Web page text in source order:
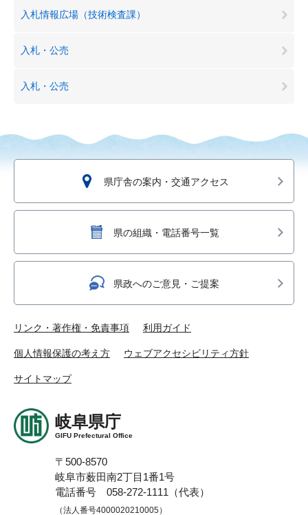
入札情報広場（技術検査課）
入札・公売
入札・公売
県庁舎の案内・交通アクセス
県の組織・電話番号一覧
県政へのご意見・ご提案
リンク・著作権・免責事項 利用ガイド
個人情報保護の考え方 ウェブアクセシビリティ方針
サイトマップ
岐阜県庁
GIFU Prefectural Office
〒500-8570
岐阜市薮田南2丁目1番1号
電話番号 058-272-1111（代表）
（法人番号4000020210005）